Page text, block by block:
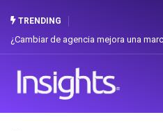
TRENDING
¿Cambiar de agencia mejora una